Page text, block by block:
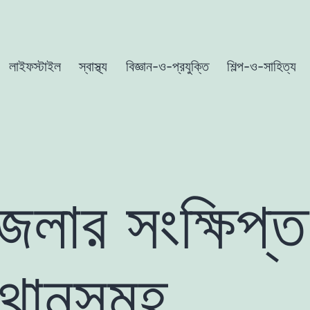
লাইফস্টাইল স্বাস্থ্য বিজ্ঞান-ও-প্রযুক্তি শিল্প-ও-সাহিত্য